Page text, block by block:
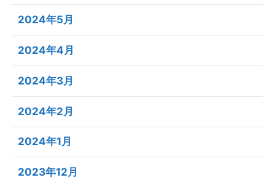
2024年5月
2024年4月
2024年3月
2024年2月
2024年1月
2023年12月